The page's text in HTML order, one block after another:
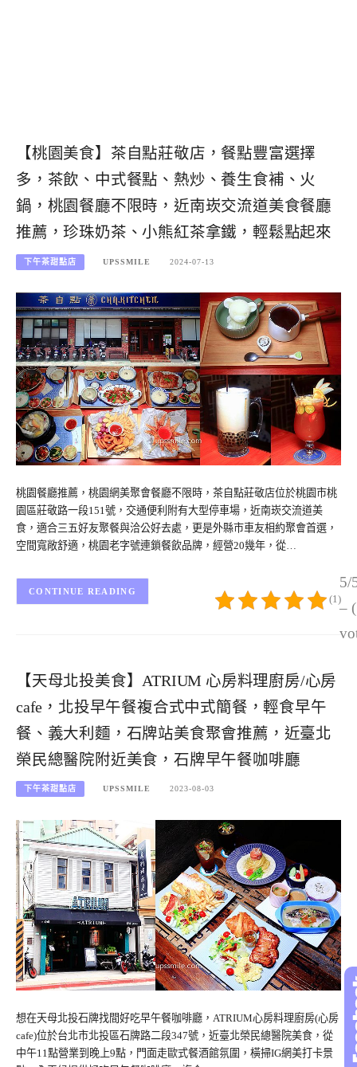
【桃園美食】茶自點莊敬店，餐點豐富選擇
多，茶飲、中式餐點、熱炒、養生食補、火
鍋，桃園餐廳不限時，近南崁交流道美食餐廳
推薦，珍珠奶茶、小熊紅茶拿鐵，輕鬆點起來
下午茶甜點店 UPSSMILE 2024-07-13
桃園餐廳推薦，桃園網美聚會餐廳不限時，茶自點莊敬店位於桃園市桃
園區莊敬路一段151號，交通便利附有大型停車場，近南崁交流道美
食，適合三五好友聚餐與洽公好去處，更是外縣市車友相約聚會首選，
空間寬敞舒適，桃園老字號連鎖餐飲品牌，經營20幾年，從…
5/
–
(1)
CONTINUE READING
【天母北投美食】ATRIUM 心房料理廚房/心房
cafe，北投早午餐複合式中式簡餐，輕食早午
餐、義大利麵，石牌站美食聚會推薦，近臺北
榮民總醫院附近美食，石牌早午餐咖啡廳
下午茶甜點店 UPSSMILE 2023-08-03
想在天母北投石牌找間好吃早午餐咖啡廳，ATRIUM心房料理廚房(心房
cafe)位於台北市北投區石牌路二段347號，近臺北榮民總醫院美食，從
中午11點營業到晚上9點，門面走歐式餐酒館氛圍，橫掃IG網美打卡景